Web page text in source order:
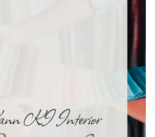
KI Interior